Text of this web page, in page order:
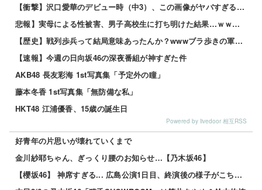
【衝撃】沢口愛華のデビュー時（中3）、この画像がヤバすぎるwwwwwwww 他
悲報】実母による性被害、男子高校生に打ち明けた結果…ｗｗｗｗ 他
【歴史】戦列歩兵って結局意味あったんか？wwwブラ歩きの軍隊かよ 他
【速報】今週の日向坂46の深夜番組が神すぎた件
AKB48 長友彩海 1st写真集「予定外の瞳」
藤本冬香 1st写真集「無防備な私」
HKT48 江浦優香、15歳の誕生日
Powered by livedoor 相互RSS
好青年の片思いが壊れていくまで
金川紗耶ちゃん、ぎっくり腰のお知らせ…【乃木坂46】
【櫻坂46】 神席すぎる... 広島公演1日目、終演後の様子がこちら【全国ツアー2026 What’...